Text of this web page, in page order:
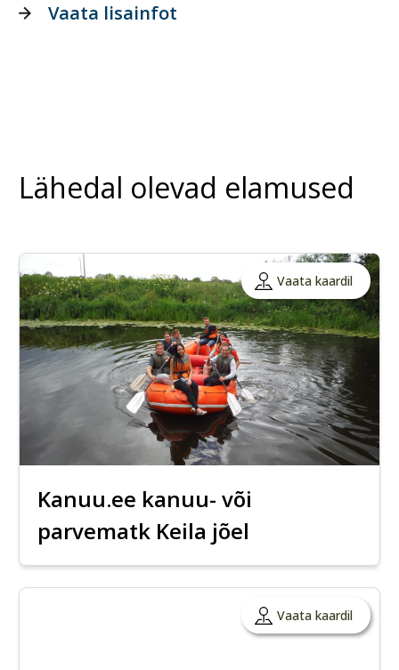
Vaata lisainfot
Lähedal olevad elamused
Vaata kaardil
Kanuu.ee kanuu- või
parvematk Keila jõel
Vaata kaardil